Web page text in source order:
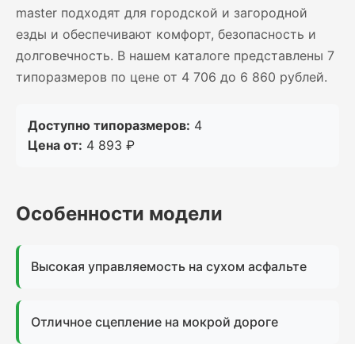
master подходят для городской и загородной
езды и обеспечивают комфорт, безопасность и
долговечность. В нашем каталоге представлены 7
типоразмеров по цене от 4 706 до 6 860 рублей.
Доступно типоразмеров: 4
Цена от: 4 893 ₽
Особенности модели
Высокая управляемость на сухом асфальте
Отличное сцепление на мокрой дороге